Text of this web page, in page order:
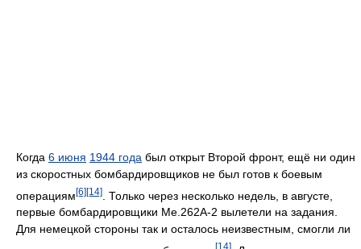
Когда 6 июня 1944 года был открыт Второй фронт, ещё ни один
из скоростных бомбардировщиков не был готов к боевым
операциям[6][14]
. Только через несколько недель, в августе,
первые бомбардировщики Me.262A-2 вылетели на задания.
Для немецкой стороны так и осталось неизвестным, смогли ли
[14]